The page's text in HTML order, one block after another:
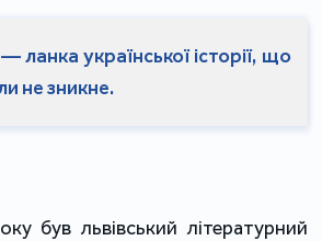
— ланка української історії, що
не зникне.
був львівський літературний